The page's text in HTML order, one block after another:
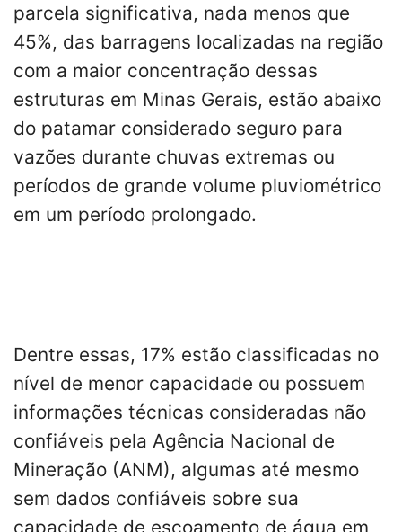
parcela significativa, nada menos que
45%, das barragens localizadas na região
com a maior concentração dessas
estruturas em Minas Gerais, estão abaixo
do patamar considerado seguro para
vazões durante chuvas extremas ou
períodos de grande volume pluviométrico
em um período prolongado.
Dentre essas, 17% estão classificadas no
nível de menor capacidade ou possuem
informações técnicas consideradas não
confiáveis pela Agência Nacional de
Mineração (ANM), algumas até mesmo
sem dados confiáveis sobre sua
capacidade de escoamento de água em